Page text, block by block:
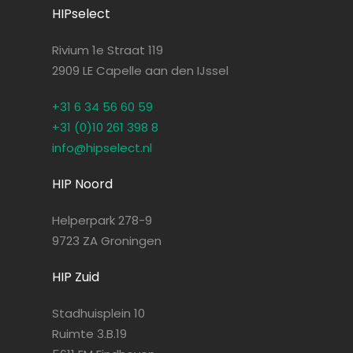
HIPselect
Rivium 1e Straat 119
2909 LE Capelle aan den IJssel
+31 6 34 56 60 59
+31 (0)10 261 398 8
info@hipselect.nl
HIP Noord
Helperpark 278-9
9723 ZA Groningen
HIP Zuid
Stadhuisplein 10
Ruimte 3.B.19